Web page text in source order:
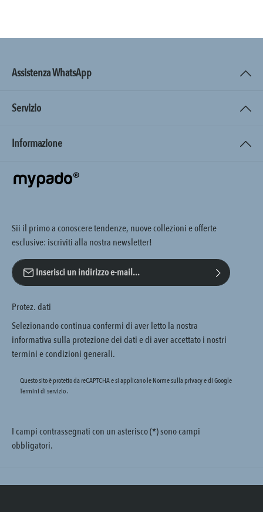
Assistenza WhatsApp
Servizio
Informazione
Sii il primo a conoscere tendenze, nuove collezioni e offerte
esclusive: iscriviti alla nostra newsletter!
Indirizzo e-mail*
Protez. dati
Selezionando continua confermi di aver letto la nostra
informativa sulla protezione dei datie di aver accettato i nostri
termini e condizioni generali.
Questo sito è protetto da reCAPTCHA e si applicano le Norme sulla privacy edi Google
Termini di servizio.
I campi contrassegnati con un asterisco (*) sono campi
obbligatori.